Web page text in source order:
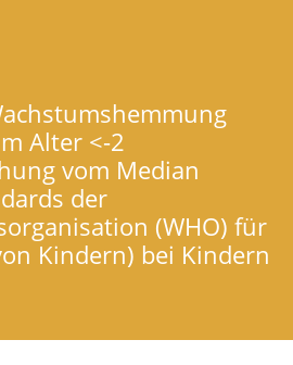
Alter <-2
vom Median
der
(WHO) für
Kindern) bei Kindern